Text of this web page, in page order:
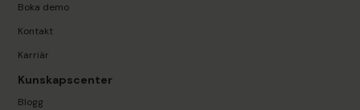
Boka demo
Kontakt
Karriär
Kunskapscenter
Blogg